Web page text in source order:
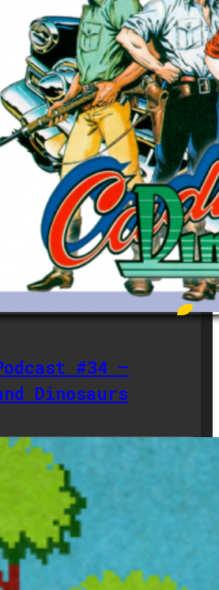
#34 –
Dinosaurs